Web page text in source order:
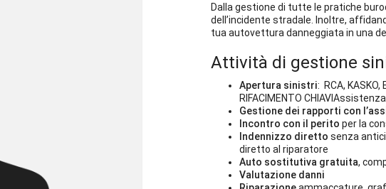
Dalla gestione di tutte le pratiche
dell’incidente stradale. Inoltre,
tua autovettura danneggiata in una
Attività di gestione
Apertura sinistri: RCA, KASKO,
RIFACIMENTO
Gestione dei rapporti con
Incontro con il perito per la
Indennizzo diretto senza
diretto al riparatore
Auto sostitutiva gratuita,
Valutazione danni